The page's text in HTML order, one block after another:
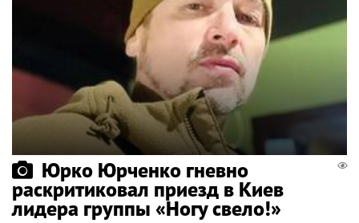
Юрко Юрченко гневно
раскритиковал приезд в Киев
лидера группы «Ногу свело!»